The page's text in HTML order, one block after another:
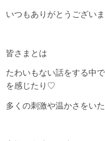
いつもありがとうござい
皆さまとは
たわいもない話をする中
を感じたり♡
多くの刺激や温かさをいた